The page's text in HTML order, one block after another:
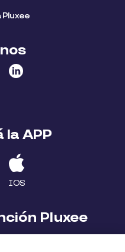
Pluxee
la APP
IOS
Pluxee